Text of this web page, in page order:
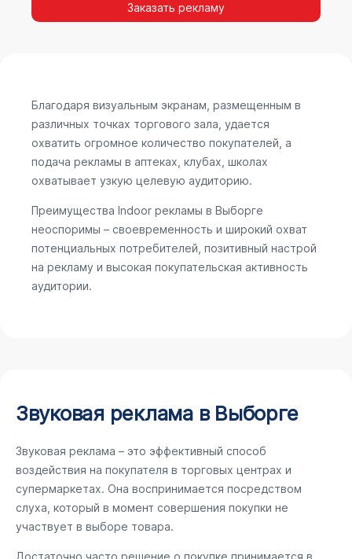
покупателя в момент выбора товара наиболее
Indoor рекламы.
Заказать рекламу
Благодаря визуальным экранам, размещенным в
различных точках торгового зала, удается
охватить огромное количество покупателей, а
подача рекламы в аптеках, клубах, школах
охватывает узкую целевую аудиторию.
Преимущества Indoor рекламы в Выборге
неоспоримы – своевременность и широкий охват
потенциальных потребителей, позитивный настрой
на рекламу и высокая покупательская активность
аудитории.
Звуковая реклама в Выборге
Звуковая реклама – это эффективный способ
воздействия на покупателя в торговых центрах и
супермаркетах. Она воспринимается посредством
слуха, который в момент совершения покупки не
участвует в выборе товара.
Достаточно часто решение о покупке принимается в